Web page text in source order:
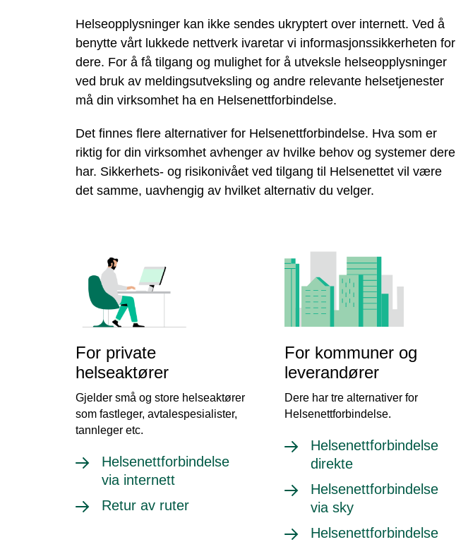
Helseopplysninger kan ikke sendes ukryptert over internett. Ved å
benytte vårt lukkede nettverk ivaretar vi informasjonssikkerheten for
dere. For å få tilgang og mulighet for å utveksle helseopplysninger
ved bruk av meldingsutveksling og andre relevante helsetjenester
må din virksomhet ha en Helsenettforbindelse.
Det finnes flere alternativer for Helsenettforbindelse. Hva som er
riktig for din virksomhet avhenger av hvilke behov og systemer dere
har. Sikkerhets- og risikonivået ved tilgang til Helsenettet vil være
det samme, uavhengig av hvilket alternativ du velger.
For private
helseaktører
Gjelder små og store helseaktører
som fastleger, avtalespesialister,
tannleger etc.
Helsenettforbindelse
via internett
Retur av ruter
For kommuner og
leverandører
Dere har tre alternativer for
Helsenettforbindelse.
Helsenettforbindelse
direkte
Helsenettforbindelse
via sky
Helsenettforbindelse